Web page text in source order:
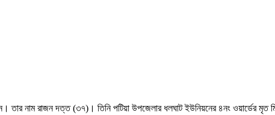
তার নাম রাজন দত্ত (৩৭)। তিনি পটিয়া উপজেলার ধলঘাট ইউনিয়নের ৪নং ওয়ার্ডের